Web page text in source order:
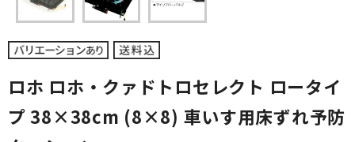
ロホ ロホ・クァドトロセレクト ロータイ
プ 38×38cm (8×8) 車いす用床ずれ予防